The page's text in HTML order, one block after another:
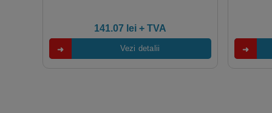
141.07 lei + TVA
Vezi detalii